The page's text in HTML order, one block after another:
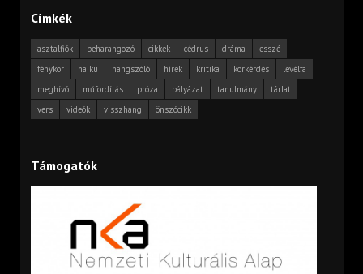
Címkék
asztalfiók beharangozó cikkek cédrus dráma
esszé
fénykör
haiku hangszóló hírek kritika körkérdés
levélfa
meghívó
műfordítás próza pályázat tanulmány
tárlat
vers
videók visszhang önszócikk
Támogatók